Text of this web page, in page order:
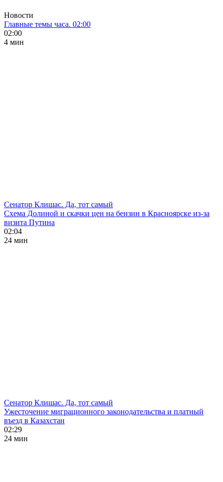
Новости
Главные темы часа. 02:00
02:00
4 мин
Сенатор Клишас. Да, тот самый
Схема Долиной и скачки цен на бензин в Красноярске из-за
визита Путина
02:04
24 мин
Сенатор Клишас. Да, тот самый
Ужесточение миграционного законодательства и платный
въезд в Казахстан
02:29
24 мин